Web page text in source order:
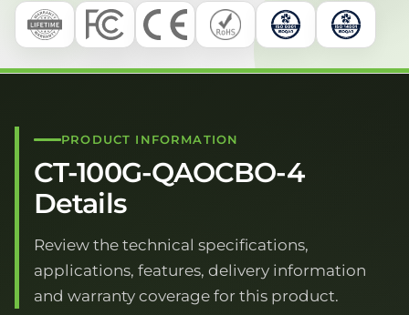
PRODUCT INFORMATION
CT-100G-QAOCBO-4
Details
Review the technical specifications,
applications, features, delivery information
and warranty coverage for this product.